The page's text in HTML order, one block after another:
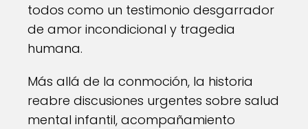
todos como un testimonio desgarrador
de amor incondicional y tragedia
humana.
Más allá de la conmoción, la historia
reabre discusiones urgentes sobre salud
mental infantil, acompañamiento